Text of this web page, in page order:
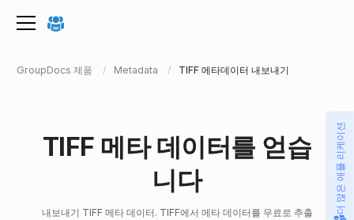
GroupDocs 제품 Metadata TIFF 메타데이터 내보내기
TIFF 메타 데이터를 얻습
니다
내보내기 TIFF 메타 데이터. TIFF에서 메타 데이터를 무료로 추출
더 많은 애플 리케이션